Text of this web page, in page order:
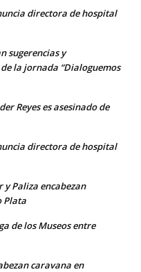
directora de hospital
sugerencias y
la jornada “Dialoguemos
Reyes es asesinado de
directora de hospital
y Paliza encabezan
Plata
de los Museos entre
caravana en